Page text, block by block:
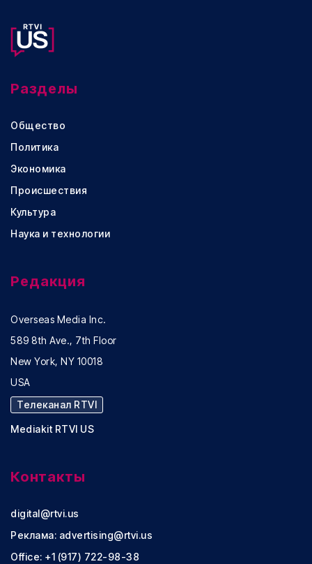
Разделы
Общество
Политика
Экономика
Происшествия
Культура
Наука и технологии
Редакция
Overseas Media Inc.
589 8th Ave., 7th Floor
New York, NY 10018
USA
Телеканал RTVI
Mediakit RTVI US
Контакты
digital@rtvi.us
Реклама: advertising@rtvi.us
Office: +1 (917) 722-98-38